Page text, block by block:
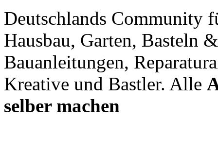
Deutschlands Community
Hausbau, Garten, Basteln
Bauanleitungen,
Kreative und Bastler. Alle
selber machen